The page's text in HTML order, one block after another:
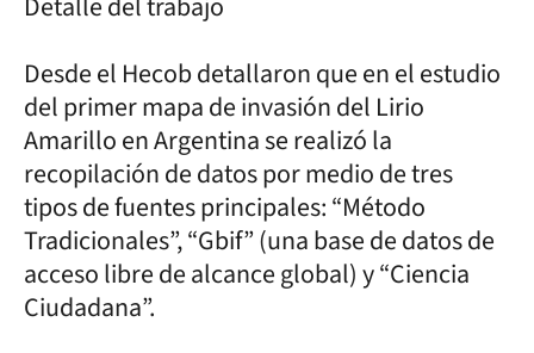
Desde el Hecob detallaron que en el estudio
del primer mapa de invasión del Lirio
Amarillo en Argentina se realizó la
recopilación de datos por medio de tres
tipos de fuentes principales: “Método
Tradicionales”, “Gbif” (una base de datos de
acceso libre de alcance global) y “Ciencia
Ciudadana”.